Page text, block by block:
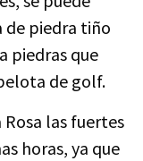
de piedra tiño
piedras que
de golf.
las fuertes
horas, ya que